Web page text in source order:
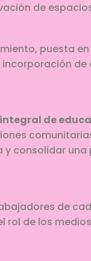
de
puesta
de
de
y consolidar
de
rol de los